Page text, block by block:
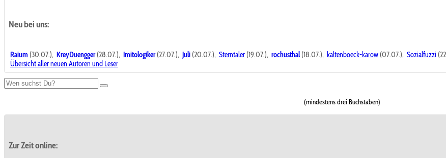
Neu bei uns:
Raium (30.07.), KreyDuengger(28.07.), Imitologiker(27.07.), Juli (20.07.), Sterntaler (19.07.), rochusthal (18.07.), kaltenboeck-karow (07.07.), Sozialfuzzi
Übersicht aller neuen Autoren und Leser
(mindestens drei Buchstaben)
Zur Zeit online: